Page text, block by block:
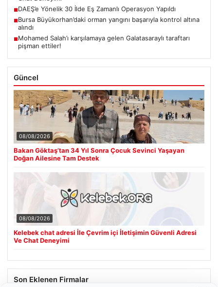
■DAEŞ’e Yönelik 30 İlde Eş Zamanlı Operasyon Yapıldı
■Bursa Büyükorhan’daki orman yangını başarıyla kontrol altına
alındı
■Mohamed Salah’ı karşılamaya gelen Galatasaraylı taraftarı
pişman ettiler!
Güncel
08/08/2026
Bakan Göktaş’tan 34 Yıl Sonra Çocuk Sevinci Yaşayan
Doğan Ailesine Tam Destek
08/08/2026
Kelebek chat adresi İle Çevrim içi İletişimin Güvenli Adresi
Ve Chat Deneyimi
Son Eklenen Firmalar